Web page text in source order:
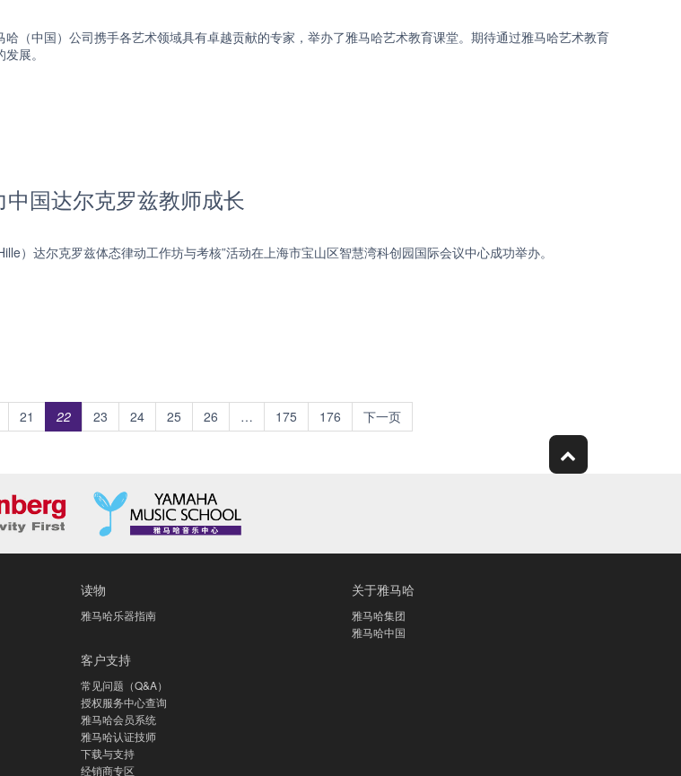
（中国）公司携手各艺术领域具有卓越贡献的专家，举办了雅马哈艺术教育课堂。期待通过雅马哈艺术教育
展。
国达尔克罗兹教师成长
）达尔克罗兹体态律动工作坊与考核”活动在上海市宝山区智慧湾科创园国际会议中心成功举办。
21 22 23 24 25 26 … 175 176 下一页
读物
雅马哈乐器指南
客户支持
常见问题（Q&A）
授权服务中心查询
雅马哈会员系统
雅马哈认证技师
下载与支持
经销商专区
关于雅马哈
雅马哈集团
雅马哈中国